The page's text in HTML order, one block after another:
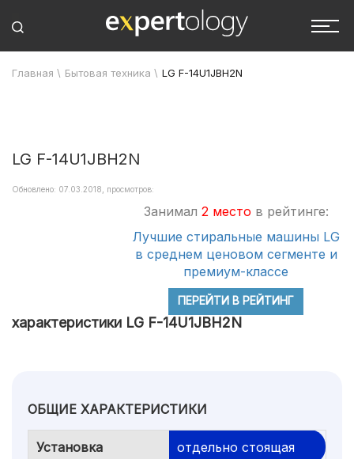
Главная \ Бытовая техника \ LG F-14U1JBH2N
LG F-14U1JBH2N
Обновлено: 07.03.2018, просмотров:
Занимал 2 место в рейтинге:
Лучшие стиральные машины LG
в среднем ценовом сегменте и
премиум-классе
ПЕРЕЙТИ В РЕЙТИНГ
характеристики LG F-14U1JBH2N
ОБЩИЕ ХАРАКТЕРИСТИКИ
Установка отдельно стоящая